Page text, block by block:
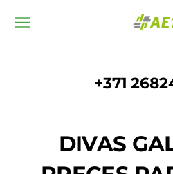
+371
DIVAS